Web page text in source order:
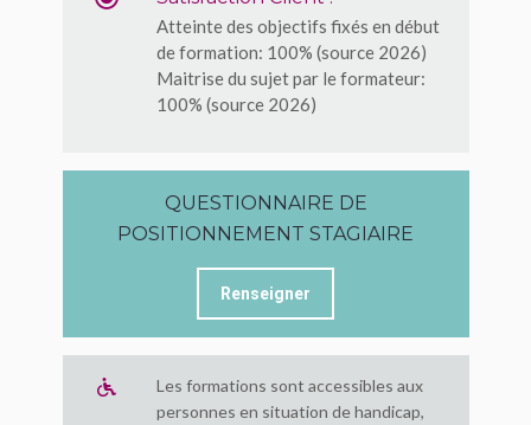
Atteinte des objectifs fixés en début
de formation: 100% (source 2026)
Maitrise du sujet par le formateur:
100% (source 2026)
QUESTIONNAIRE DE
POSITIONNEMENT STAGIAIRE
Renseigner
Les formations sont accessibles aux
personnes en situation de handicap,